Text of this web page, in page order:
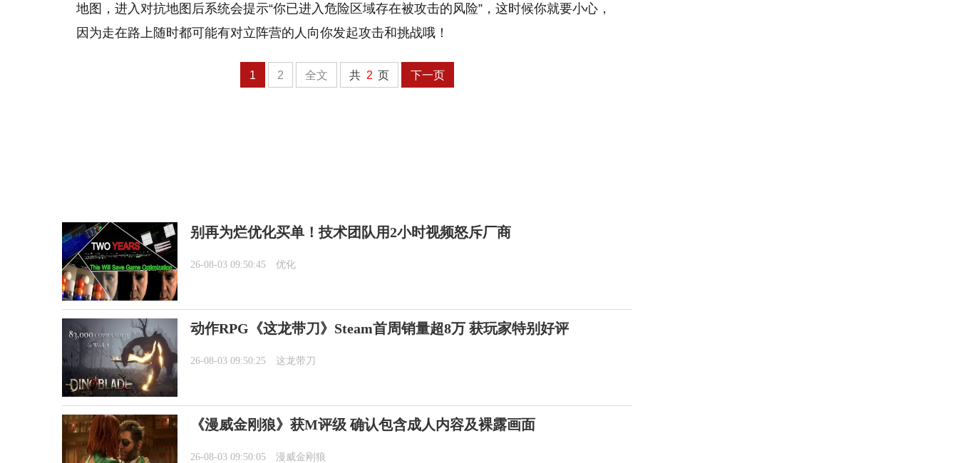
地图，进入对抗地图后系统会提示“你已进入危险区域存在被攻击的风险”，这时候你就要小心，
因为走在路上随时都可能有对立阵营的人向你发起攻击和挑战哦！
1 2 全文 共 2 页 下一页
别再为烂优化买单！技术团队用2小时视频怒斥厂商
26-08-03 09:50:45 优化
动作RPG《这龙带刀》Steam首周销量超8万 获玩家特别好评
26-08-03 09:50:25 这龙带刀
《漫威金刚狼》获M评级 确认包含成人内容及裸露画面
26-08-03 09:50:05 漫威金刚狼